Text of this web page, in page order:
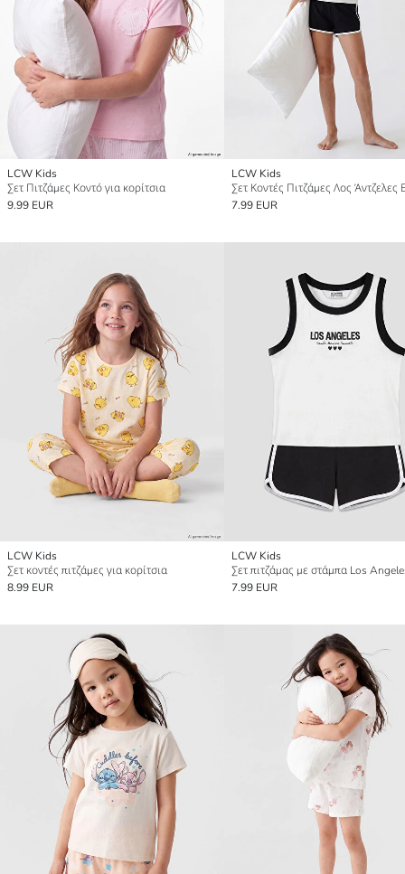
LCW Kids
Σετ Πιτζάμες Κοντό για κορίτσια
9.99 EUR
LCW Kids
7.99 EUR
LCW Kids
Σετ κοντές πιτζάμες για κορίτσια
8.99 EUR
LCW Kids
7.99 EUR